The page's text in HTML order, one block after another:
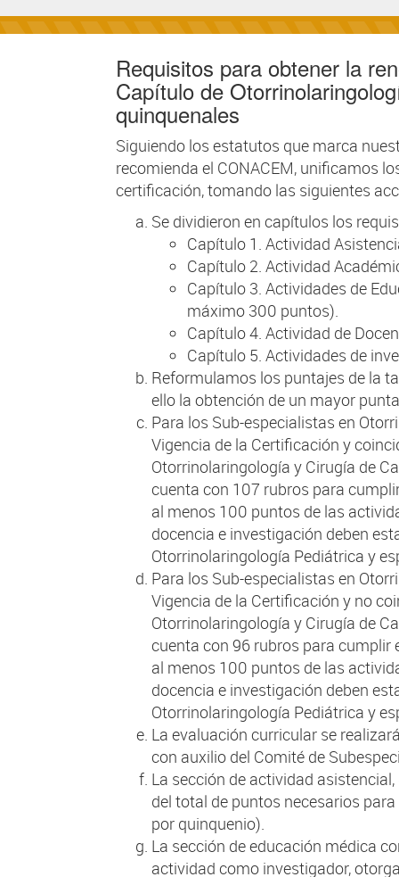
Requisitos para obtener la
Capítulo de
quinquenales
Siguiendo los estatutos que marca
recomienda el CONACEM, unificamos
certificación, tomando las siguientes
Se dividieron en capítulos los
Capítulo 1. Actividad
Capítulo 2. Actividad
Capítulo 3. Actividades de
máximo 300 puntos).
Capítulo 4. Actividad de
Capítulo 5. Actividades de
Reformulamos los puntajes de la
ello la obtención de un mayor
Para los Sub-especialistas en
Vigencia de la Certificación y
Otorrinolaringología y Cirugía de
cuenta con 107 rubros para
al menos 100 puntos de las
docencia e investigación deben
Otorrinolaringología Pediátrica y
Para los Sub-especialistas en
Vigencia de la Certificación y no
Otorrinolaringología y Cirugía de
cuenta con 96 rubros para cumplir
al menos 100 puntos de las
docencia e investigación deben
Otorrinolaringología Pediátrica y
La evaluación curricular se
con auxilio del Comité de
La sección de actividad
del total de puntos necesarios
por quinquenio).
La sección de educación médica
actividad como investigador,